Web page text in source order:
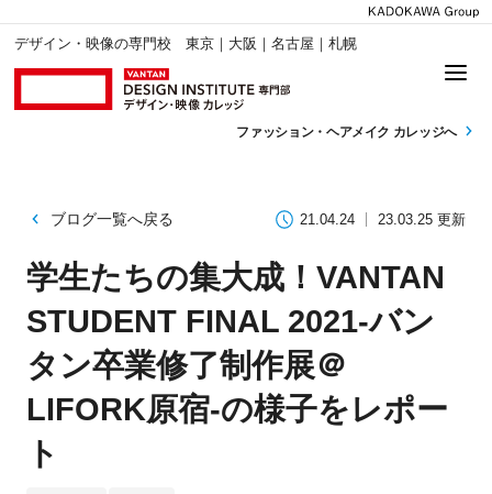
デザイン・映像の専門校 東京｜大阪｜名古屋｜札幌
ファッション・ ヘアメイク カレッジへ
ブログ一覧へ戻る 21.04.24 23.03.25 更新
学生たちの集大成！VANTAN
STUDENT FINAL 2021-バン
タン卒業修了制作展＠
LIFORK原宿-の様子をレポー
ト